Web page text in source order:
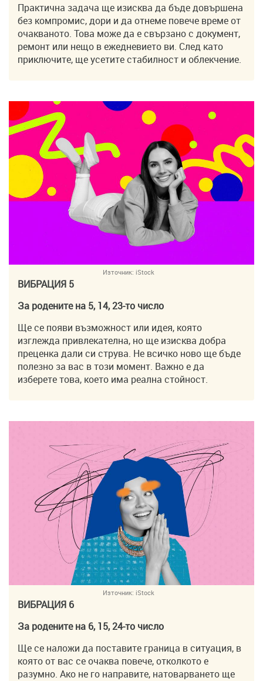
Практична задача ще изисква да бъде довършена
без компромис, дори и да отнеме повече време от
очакваното. Това може да е свързано с документ,
ремонт или нещо в ежедневието ви. След като
приключите, ще усетите стабилност и облекчение.
Източник: iStock
ВИБРАЦИЯ 5
За родените на 5, 14, 23-то число
Ще се появи възможност или идея, която
изглежда привлекателна, но ще изисква добра
преценка дали си струва. Не всичко ново ще бъде
полезно за вас в този момент. Важно е да
изберете това, което има реална стойност.
Източник: iStock
ВИБРАЦИЯ 6
За родените на 6, 15, 24-то число
Ще се наложи да поставите граница в ситуация, в
която от вас се очаква повече, отколкото е
разумно. Ако не го направите, натоварването ще